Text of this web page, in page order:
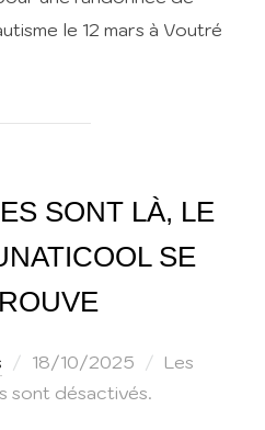
le 12 mars à Voutré
SONT LÀ, LE
SE
Publié
le
18/10/2025
Les
sont désactivés.